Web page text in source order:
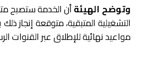
وتوضح الهيئةأن الخدمة ستصبح
مواعيد نهائية للإطلاق عبر القنوات